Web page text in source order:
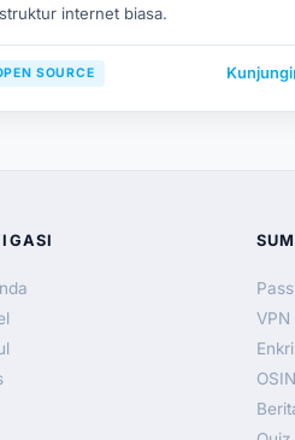
internet biasa.
SOURCE Kunjungi
VPN